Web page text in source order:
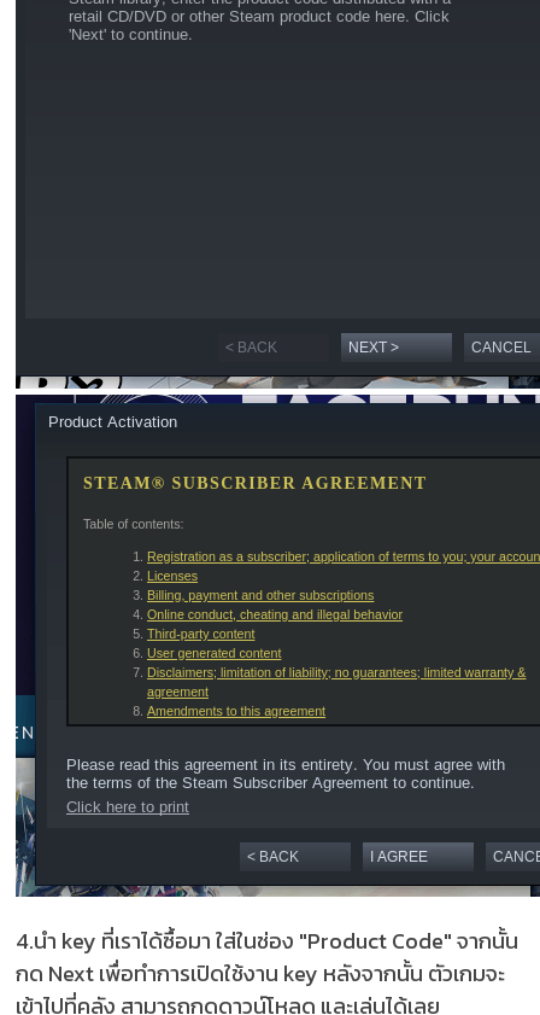
4.นำ key ที่เราได้ซื้อมา ใส่ในช่อง "Product Code" จากนั้น
กด Next เพื่อทำการเปิดใช้งาน key หลังจากนั้น ตัวเกมจะ
เข้าไปที่คลัง สามารถกดดาวน์โหลด และเล่นได้เลย